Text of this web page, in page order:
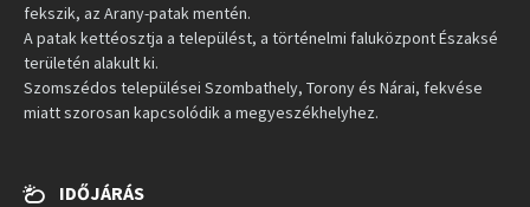
fekszik, az Arany-patak mentén.
A patak kettéosztja a települést, a történelmi faluközpont Északsé
területén alakult ki.
Szomszédos települései Szombathely, Torony és Nárai, fekvése
miatt szorosan kapcsolódik a megyeszékhelyhez.
IDŐJÁRÁS